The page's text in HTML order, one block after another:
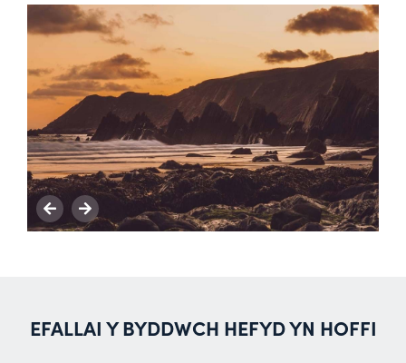
EFALLAI Y BYDDWCH HEFYD YN HOFFI